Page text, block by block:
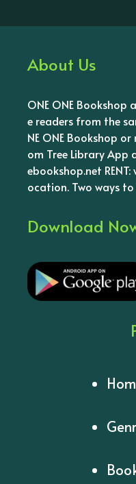
About Us
ONE ONE Bookshop
e readers from the
NE ONE Bookshop
om Tree Library App
ebookshop.net
ocation. Two ways
Download